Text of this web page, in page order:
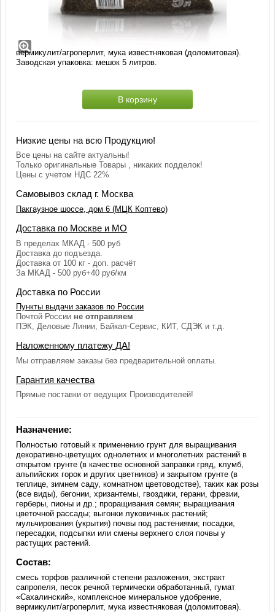
Состав: смесь торфов различной степени разложения, экстракт
сапропеля, песок речной термически обработанный, гумат
«Сахалинский», комплексное минеральное удобрение,
вермикулит/агроперлит, мука известняковая (доломитовая).
Заводская упаковка: мешок 5 литров.
В корзину
Низкие цены на всю Продукцию!
Все цены на сайте актуальны!
Только оригинальные Товары , никаких подделок!
Цены с учетом НДС 22%
Самовывоз склад г. Москва
Пакгаузное шоссе, дом 6 (МЦК Коптево)
Доставка по Москве и МО
В пределах МКАД - 500 руб
Доставка до подъезда.
Доставка от 100 кг - доп. расчёт
За МКАД - 500 руб+40 руб/км
Доставка по России
Пункты выдачи заказов по России
Почтой России не отправляем
ПЭК, Деловые Линии, Байкал-Сервис, КИТ, СДЭК и т.д.
Наложенному платежу ДА!
Мы отправляем заказы без предварительной оплаты.
Гарантия качества
Прямые поставки от ведущих Производителей!
Назначение:
Полностью готовый к применению грунт для выращивания
декоративно-цветущих однолетних и многолетних растений в
открытом грунте (в качестве основной заправки гряд, клумб,
альпийских горок и других цветников) и закрытом грунте (в
теплице, зимнем саду, комнатном цветоводстве), таких как розы
(все виды), бегонии, хризантемы, гвоздики, герани, фрезии,
герберы, пионы и др.; проращивания семян; выращивания
цветочной рассады; выгонки луковичных растений;
мульчирования (укрытия) почвы под растениями; посадки,
пересадки, подсыпки или смены верхнего слоя почвы у
растущих растений.
Состав:
смесь торфов различной степени разложения, экстракт
сапропеля, песок речной термически обработанный, гумат
«Сахалинский», комплексное минеральное удобрение,
вермикулит/агроперлит, мука известняковая (доломитовая).